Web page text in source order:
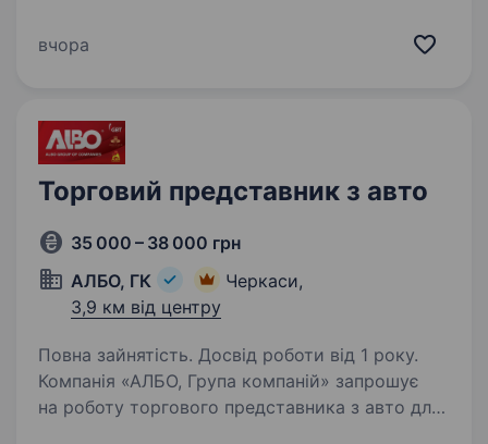
відкривається вакансія — Торговий
вчора
Торговий представник з авто
35 000 – 38 000 грн
АЛБО, ГК
Черкаси,
3,9 км від центру
Повна зайнятість. Досвід роботи від 1 року.
Компанія «АЛБО, Група компаній» запрошує
на роботу торгового представника з авто для